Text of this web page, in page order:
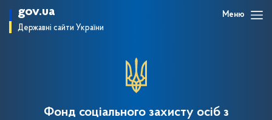
gov.ua
Державні сайти України
Меню
Фонд соціального захисту осіб з